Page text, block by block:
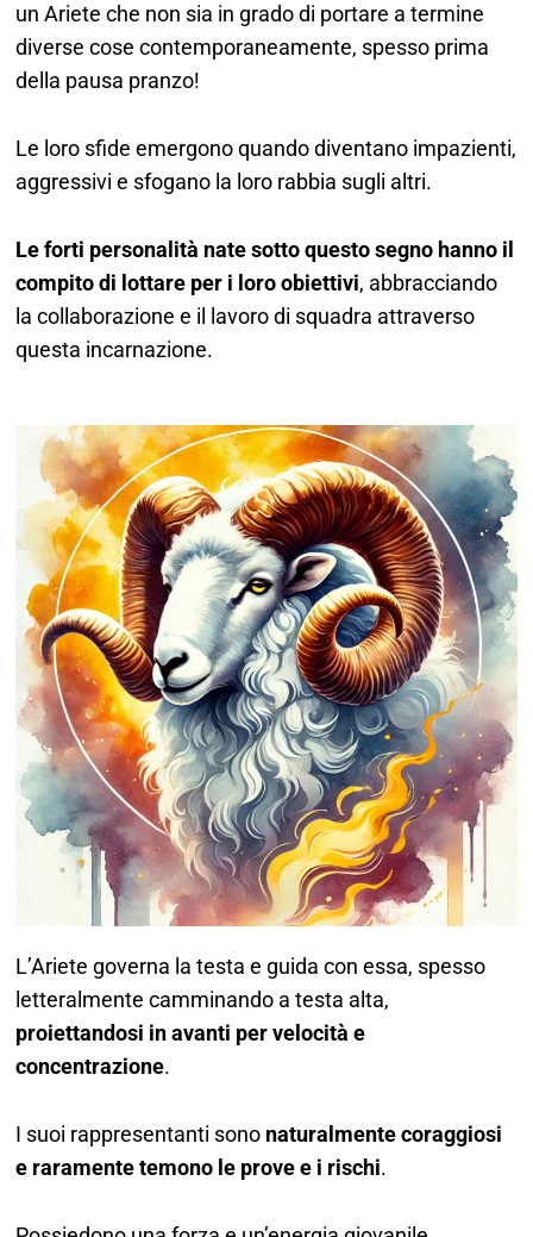
un Ariete che non sia in grado di portare a termine
diverse cose contemporaneamente, spesso prima
della pausa pranzo!
Le loro sfide emergono quando diventano impazienti,
aggressivi e sfogano la loro rabbia sugli altri.
Le forti personalità nate sotto questo segno hanno il
compito di lottare per i loro obiettivi, abbracciando
la collaborazione e il lavoro di squadra attraverso
questa incarnazione.
L’Ariete governa la testa e guida con essa, spesso
letteralmente camminando a testa alta,
proiettandosi in avanti per velocità e
concentrazione.
I suoi rappresentanti sono naturalmente coraggiosi
e raramente temono le prove e i rischi.